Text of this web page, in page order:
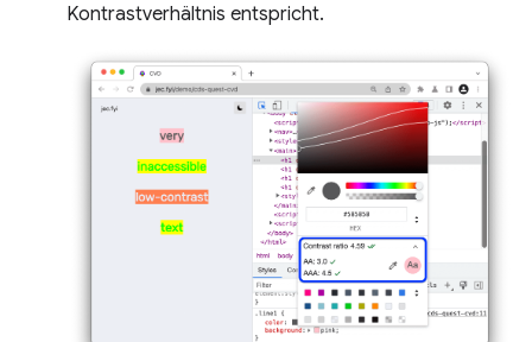
Kontrastverhältnis entspricht.